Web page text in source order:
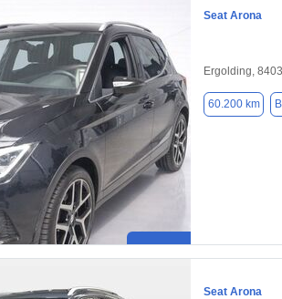
Seat Arona
Ergolding,
60.200 km
Seat Arona